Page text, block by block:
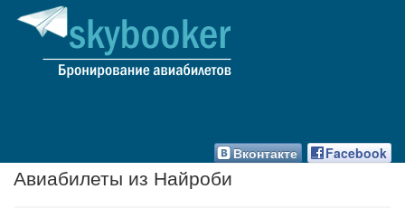
Facebook
Вконтакте
Авиабилеты из Найроби